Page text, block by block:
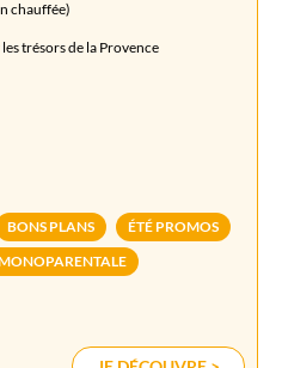
chauffée)
trésors de la Provence
BONS PLANS
ÉTÉ PROMOS